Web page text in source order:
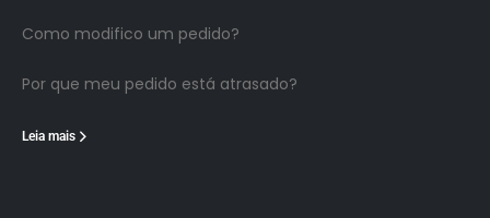
Como modifico um pedido?
Por que meu pedido está atrasado?
Leia mais